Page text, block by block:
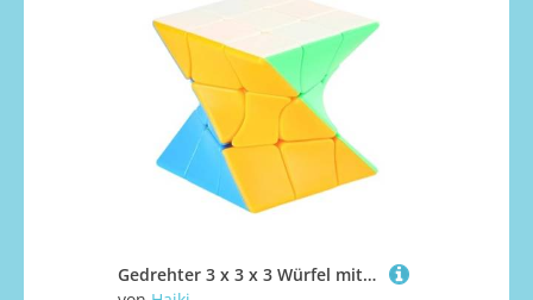
Gedrehter 3 x 3 x 3 Würfel mit glattem Lager-Design für Wettkampfübungen und professionelles Lösen von magischen Würfeln mit glatter Rotation